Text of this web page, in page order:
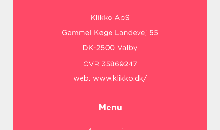
web: www.klikko.dk/
Menu